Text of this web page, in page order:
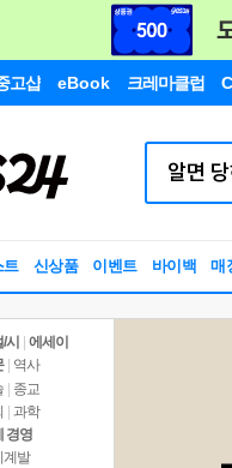
고샵 eBook 크레마클럽
트 신상품 이벤트 바이백 매
시
에세이
역사
| 종교
| 과학
경영
계발